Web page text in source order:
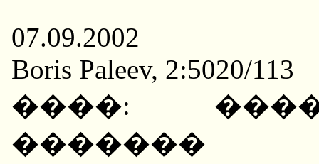
07.09.2002
Boris Paleev, 2:5020/113
����:
�������